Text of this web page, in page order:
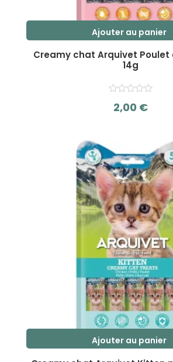
Ajouter au panier
Creamy chat Arquivet Poulet
14g
5
2,00 €
Ajouter au panier